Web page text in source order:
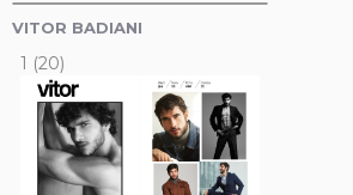
VITOR BADIANI
1 (20)